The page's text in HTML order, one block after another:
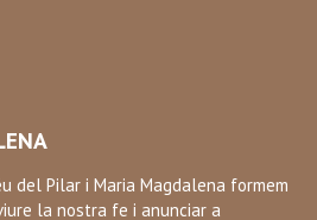
del Pilar i Maria Magdalena formem
la nostra fe i anunciar a